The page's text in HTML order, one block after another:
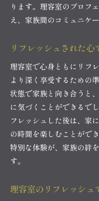
ります。理容室のプロフ
え、家族間のコミュニケ
リフレッシュされた
理容室で心身ともにリフ
より深く享受するための
状態で家族と向き合うと
に気づくことができるで
フレッシュした後は、家
の時間を楽しむことがで
特別な体験が、家族の絆
す。
理容室のリフレッシュ